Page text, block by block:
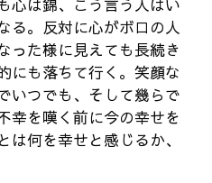
心は錦、こう言う人はい
る。反対に心がボロの人
った様に見えても長続き
にも落ちて行く。笑顔な
いつでも、そして幾らで
幸を嘆く前に今の幸せを
は何を幸せと感じるか、